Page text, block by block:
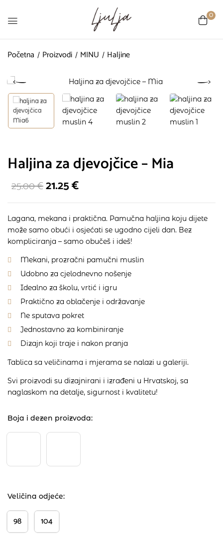
0
Početna Proizvodi MINU Haljine
Haljina za djevojčice – Mia
25.00€21.25€
Lagana, mekana i praktična. Pamučna haljina koju dijete
može samo obući i osjećati se ugodno cijeli dan. Bez
kompliciranja – samo obučeš i ideš!
Mekani, prozračni pamučni muslin
Udobno za cjelodnevno nošenje
Idealno za školu, vrtić i igru
Praktično za oblačenje i održavanje
Ne sputava pokret
Jednostavno za kombiniranje
Dizajn koji traje i nakon pranja
Tablica sa veličinama i mjerama se nalazi u galeriji.
Svi proizvodi su dizajnirani i izrađeni u Hrvatskoj, sa
naglaskom na detalje, sigurnost i kvalitetu!
Boja i dezen proizvoda
Veličina odjeće
98 104